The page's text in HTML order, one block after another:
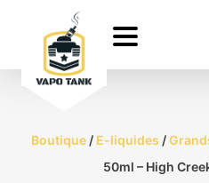
Boutique / E-liquides /
50ml – High